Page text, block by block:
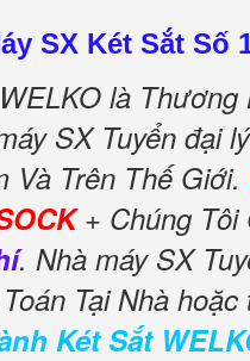
SX Két Sắt Số
là
SX Tuyển đại
Và Trên Thế Giới.
+ Chúng Tôi
. Nhà máy SX
Tại Nhà
Két Sắt